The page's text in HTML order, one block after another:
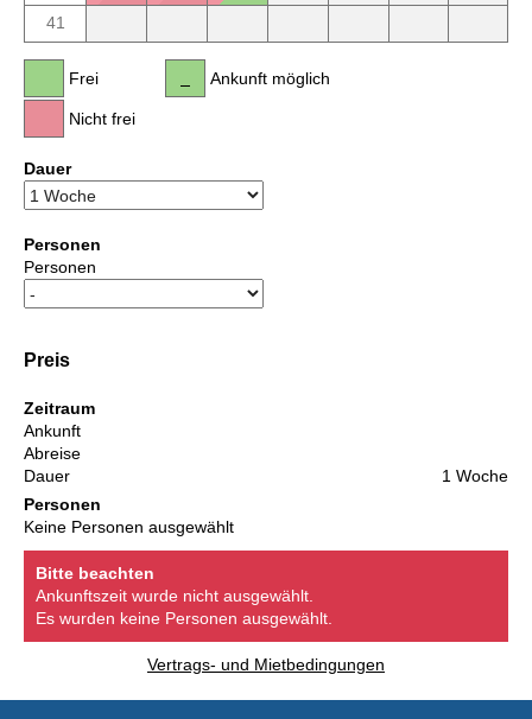
41
Frei
Nicht frei
Ankunft möglich
Dauer
Personen
Personen
Preis
Zeitraum
Ankunft
Abreise
Dauer
1 Woche
Personen
Keine Personen ausgewählt
Bitte beachten
Ankunftszeit wurde nicht ausgewählt.
Es wurden keine Personen ausgewählt.
Vertrags- und Mietbedingungen